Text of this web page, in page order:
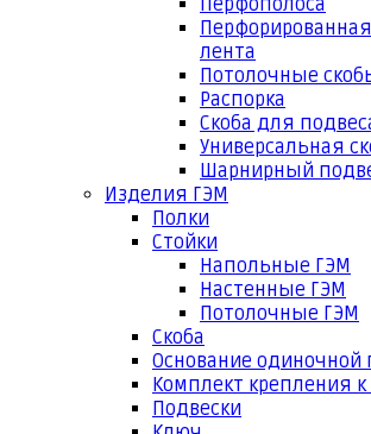
Перфополоса
лента
Потолочные
Распорка
Скоба для
Универсальная
Шарнирный
Изделия ГЭМ
Полки
Стойки
Напольные ГЭМ
Настенные ГЭМ
Потолочные ГЭМ
Скоба
Основание одиночной
Комплект крепления к
Подвески